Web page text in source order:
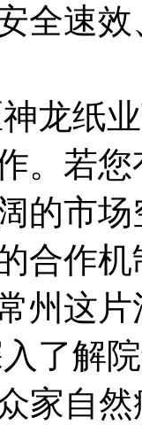
全速
龙纸
。若
的市
合作
州这
了解
家自